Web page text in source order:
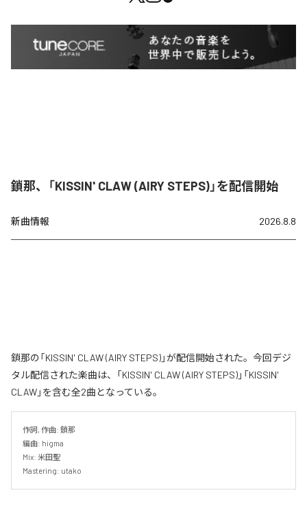
鎖那、「KISSIN' CLAW (AIRY STEPS)」を配信開始
新曲情報 2026.8.8
鎖那の「KISSIN' CLAW (AIRY STEPS)」が配信開始された。今回デジ
タル配信された楽曲は、「KISSIN' CLAW (AIRY STEPS)」「KISSIN'
CLAW」を含む全2曲となっている。
作詞, 作曲: 鎖那
編曲: higma
Mix: 米田聖
Mastering: utako